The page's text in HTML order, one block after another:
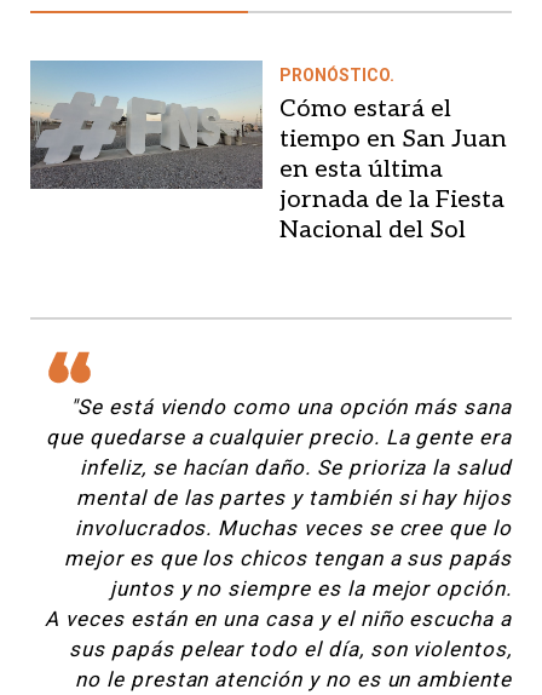
PRONÓSTICO.
Cómo estará el
tiempo en San Juan
en esta última
jornada de la Fiesta
Nacional del Sol
"Se está viendo como una opción más sana
que quedarse a cualquier precio. La gente era
infeliz, se hacían daño. Se prioriza la salud
mental de las partes y también si hay hijos
involucrados. Muchas veces se cree que lo
mejor es que los chicos tengan a sus papás
juntos y no siempre es la mejor opción.
A veces están en una casa y el niño escucha a
sus papás pelear todo el día, son violentos,
no le prestan atención y no es un ambiente